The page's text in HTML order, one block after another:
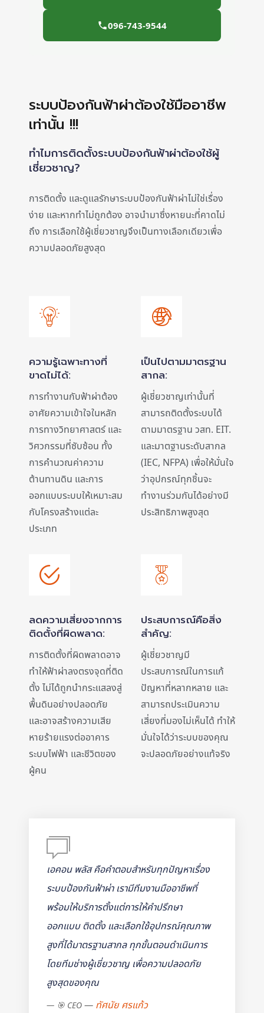
096-743-9544
ระบบป้องกันฟ้าผ่าต้องใช้มืออาชีพ
เท่านั้น !!!
ทำไมการติดตั้งระบบป้องกันฟ้าผ่าต้องใช้ผู้
เชี่ยวชาญ?
การติดตั้ง และดูแลรักษาระบบป้องกันฟ้าผ่าไม่ใช่เรื่อง
ง่าย และหากทำไม่ถูกต้อง อาจนำมาซึ่งหายนะที่คาดไม่
ถึง การเลือกใช้ผู้เชี่ยวชาญจึงเป็นทางเลือกเดียวเพื่อ
ความปลอดภัยสูงสุด
ความรู้เฉพาะทางที่
ขาดไม่ได้:
การทำงานกับฟ้าผ่าต้อง
อาศัยความเข้าใจในหลัก
การทางวิทยาศาสตร์ และ
วิศวกรรมที่ซับซ้อน ทั้ง
การคำนวณค่าความ
ต้านทานดิน และการ
ออกแบบระบบให้เหมาะสม
กับโครงสร้างแต่ละ
ประเภท
เป็นไปตามมาตรฐาน
สากล:
ผู้เชี่ยวชาญเท่านั้นที่
สามารถติดตั้งระบบได้
ตามมาตรฐาน วสท. EIT.
และมาตฐานระดับสากล
(IEC, NFPA) เพื่อให้มั่นใจ
ว่าอุปกรณ์ทุกชิ้นจะ
ทำงานร่วมกันได้อย่างมี
ประสิทธิภาพสูงสุด
ลดความเสี่ยงจากการ
ติดตั้งที่ผิดพลาด:
การติดตั้งที่ผิดพลาดอาจ
ทำให้ฟ้าผ่าลงตรงจุดที่ติด
ตั้ง ไม่ได้ถูกนำกระแสลงสู่
พื้นดินอย่างปลอดภัย
และอาจสร้างความเสีย
หายร้ายแรงต่ออาคาร
ระบบไฟฟ้า และชีวิตของ
ผู้คน
ประสบการณ์คือสิ่ง
สำคัญ:
ผู้เชี่ยวชาญมี
ประสบการณ์ในการแก้
ปัญหาที่หลากหลาย และ
สามารถประเมินความ
เสี่ยงที่มองไม่เห็นได้ ทำให้
มั่นใจได้ว่าระบบของคุณ
จะปลอดภัยอย่างแท้จริง
เอคอน พลัส คือคำตอบสำหรับทุกปัญหาเรื่อง
ระบบป้องกันฟ้าผ่า เรามีทีมงานมืออาชีพที่
พร้อมให้บริการตั้งแต่การให้คำปรึกษา
ออกแบบ ติดตั้ง และเลือกใช้อุปกรณ์คุณภาพ
สูงที่ได้มาตรฐานสากล ทุกขั้นตอนดำเนินการ
โดยทีมช่างผู้เชี่ยวชาญ เพื่อความปลอดภัย
สูงสุดของคุณ
🎯 CEO ทัศนัย ศรแก้ว